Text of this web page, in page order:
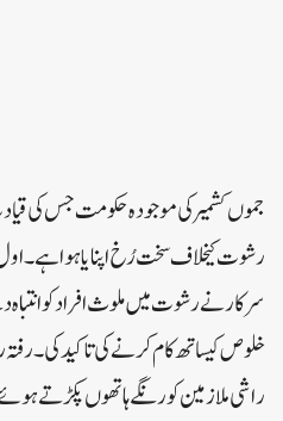
جموں کشمیر کی موجودہ حکومت جس کی
رشوت کیخلاف سخت رُخ اپنایا ہوا ہے۔
سرکار نے رشوت میں ملوث افراد کو
خلوص کیساتھ کام کرنے کی تاکید کی۔ رفتہ
راشی ملازمین کو رنگے ہاتھوں پکڑتے